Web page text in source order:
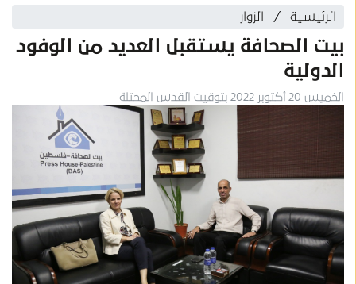
الرئيسية الزوار
بيت الصحافة يستقبل العديد من الوفود
الدولية
الخميس 20 أكتوبر 2022 بتوقيت القدس المحتلة